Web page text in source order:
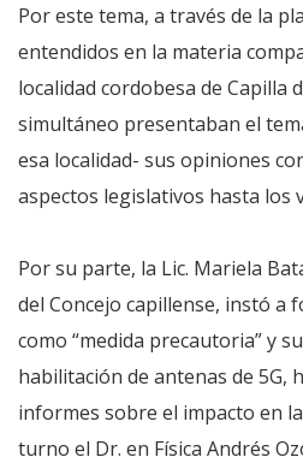
Por este tema, a través de la
entendidos en la materia
localidad cordobesa de Capilla
simultáneo presentaban el
esa localidad- sus opiniones
aspectos legislativos hasta los
Por su parte, la Lic. Mariela
del Concejo capillense, instó a
como “medida precautoria” y
habilitación de antenas de 5G,
informes sobre el impacto en
turno el Dr. en Física Andrés